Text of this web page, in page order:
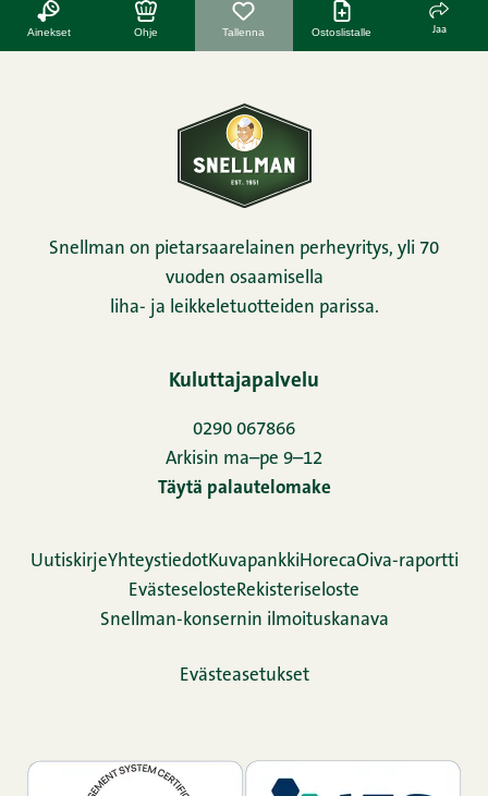
Ainekset Ohje Tallenna Ostoslistalle Jaa
Snellman on pietarsaarelainen perheyritys, yli 70
vuoden osaamisella
liha- ja leikkeletuotteiden parissa.
Kuluttajapalvelu
0290 067866
Arkisin ma–pe 9–12
Täytä palautelomake
UutiskirjeYhteystiedotKuvapankki HorecaOiva-raportti
Evästeseloste Rekisteriseloste
Snellman-konsernin ilmoituskanava
Evästeasetukset